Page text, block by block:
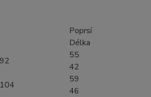
Poprsí
Délka
55
42
59
46